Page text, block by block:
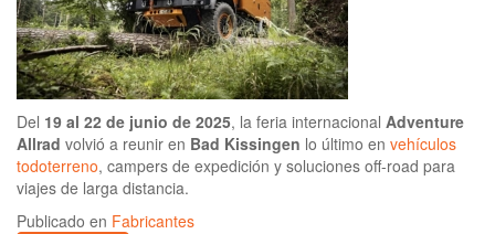
Del 19 al 22 de junio de 2025, la feria internacional Adventure
Allrad volvió a reunir en Bad Kissingen lo último en vehículos
todoterreno, campers de expedición y soluciones off-road para
viajes de larga distancia.
Publicado en Fabricantes